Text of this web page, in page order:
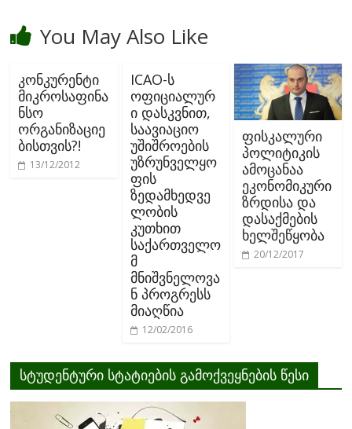
You May Also Like
კონკურენტი
მიკროსაფინა
ნსო
ორგანიზაციე
ბისთვის?!
13/12/2012
ICAO-ს
ოფიციალურ
ი დასკვნით,
საავიაციო
უშიშროების
უზრუნველყო
ფის
ზედამხედვე
ლობის
კუთხით
საქართველო
მ
მნიშვნელოვა
ნ პროგრესს
მიაღწია
12/02/2016
ფისკალური
პოლიტიკის
ამოცანაა
ეკონომიკური
ზრდისა და
დასაქმების
ხელშეწყობა
20/12/2017
სტუდენტური სტატიების გამოქვეყნების წესი